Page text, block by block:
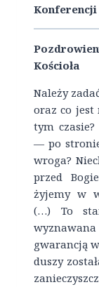
Konferencji
Kościoła
Należy
oraz co
tym
— po
wroga?
przed
żyjemy w
(…) To
gwarancją
duszy